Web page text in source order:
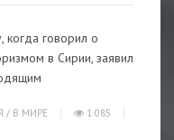
когда говорил о
в Сирии, заявил
/ В МИРЕ
1 085